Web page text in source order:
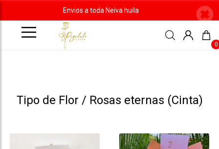
Envios a toda Neiva huila
0
Tipo de Flor / Rosas eternas (Cinta)